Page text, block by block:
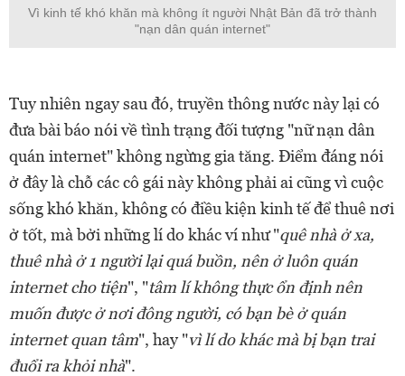
Vì kinh tế khó khăn mà không ít người Nhật Bản đã trở thành
"nạn dân quán internet"
Tuy nhiên ngay sau đó, truyền thông nước này lại có
đưa bài báo nói về tình trạng đối tượng "nữ nạn dân
quán internet" không ngừng gia tăng. Điểm đáng nói
ở đây là chỗ các cô gái này không phải ai cũng vì cuộc
sống khó khăn, không có điều kiện kinh tế để thuê nơi
ở tốt, mà bởi những lí do khác ví như "quê nhà ở xa,
thuê nhà ở 1 người lại quá buồn, nên ở luôn quán
internet cho tiện", "tâm lí không thực ổn định nên
muốn được ở nơi đông người, có bạn bè ở quán
internet quan tâm", hay "vì lí do khác mà bị bạn trai
đuổi ra khỏi nhà".